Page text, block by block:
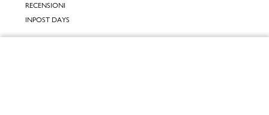
RECENSIONI
INPOST DAYS